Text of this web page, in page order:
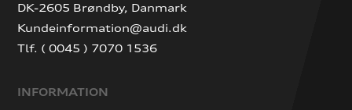
DK-2605 Brøndby, Danmark
Kundeinformation@audi.dk
Tlf. ( 0045 ) 7070 1536
INFORMATION